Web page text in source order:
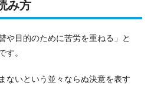
み方
や目的のために苦労を重ねる」と
す。
ないという並々ならぬ決意を表す